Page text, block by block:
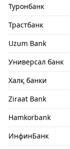
Туронбанк
Трастбанк
Uzum Bank
Универсал банк
Халқ банки
Ziraat Bank
Hamkorbank
ИнфинБанк